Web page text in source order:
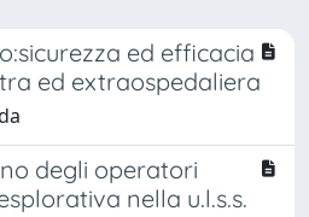
ed efficacia
ed extraospedaliera
degli operatori
nella u.l.s.s.